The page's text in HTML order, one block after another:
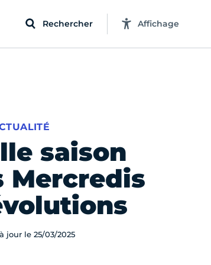
Rechercher Affichage
saison
Mercredis
jour le 25/03/2025